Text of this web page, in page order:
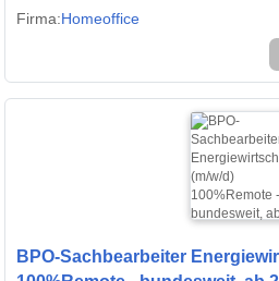
Firma:Homeoffice
BPO-Sachbearbeiter